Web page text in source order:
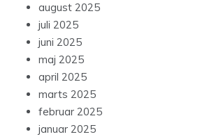
august 2025
juli 2025
juni 2025
maj 2025
april 2025
marts 2025
februar 2025
januar 2025